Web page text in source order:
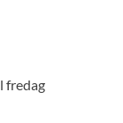
fredag